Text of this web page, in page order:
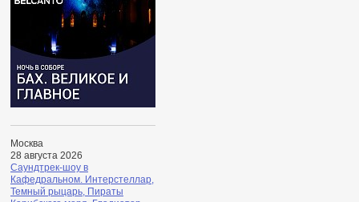
Москва
28 августа 2026
Саундтрек-шоу в
Кафедральном. Интерстеллар,
Темный рыцарь, Пираты